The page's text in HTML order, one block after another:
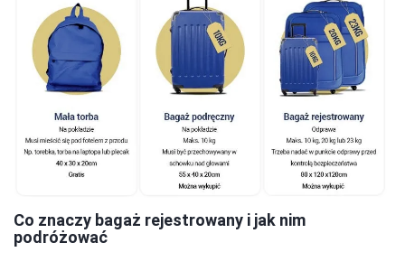
Co znaczy bagaż rejestrowany i jak nim
podróżować